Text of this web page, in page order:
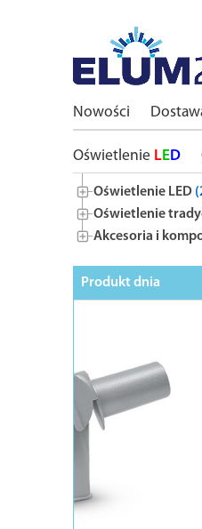
Nowości
Oświetlenie LED
Oświetlenie LED
Oświetlenie
Akcesoria i
Produkt dnia